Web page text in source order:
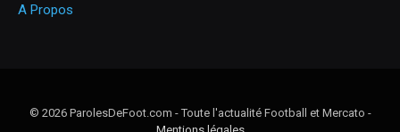
A Propos
© 2026 ParolesDeFoot.com - Toute l'actualité Football et Mercato -